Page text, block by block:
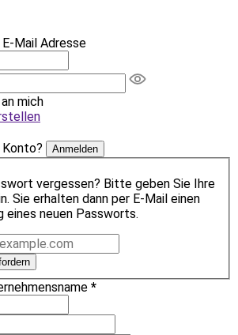
Mail Adresse
mich
Konto? Anmelden
vergessen? Bitte geben Sie Ihre
Sie erhalten dann per E-Mail einen
eines neuen Passworts.
*